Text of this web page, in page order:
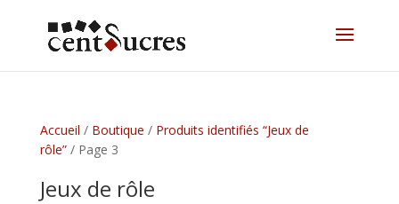
Accueil / Boutique / Produits identifiés “Jeux de
rôle”/ Page 3
Jeux de rôle